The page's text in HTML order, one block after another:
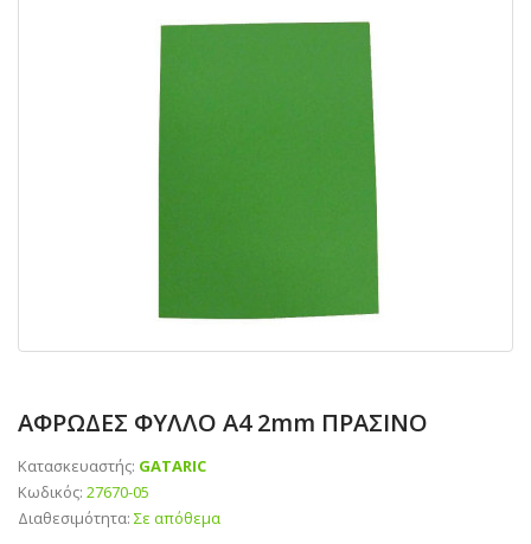
ΑΦΡΩΔΕΣ ΦΥΛΛΟ Α4 2mm ΠΡΑΣΙΝΟ
Κατασκευαστής: GATARIC
Κωδικός: 27670-05
Διαθεσιμότητα: Σε απόθεμα